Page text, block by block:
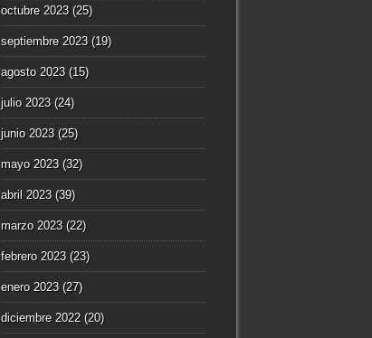
octubre 2023(25)
septiembre 2023(19)
agosto 2023(15)
julio 2023(24)
junio 2023(25)
mayo 2023(32)
abril 2023(39)
marzo 2023(22)
febrero 2023(23)
enero 2023(27)
diciembre 2022 (20)